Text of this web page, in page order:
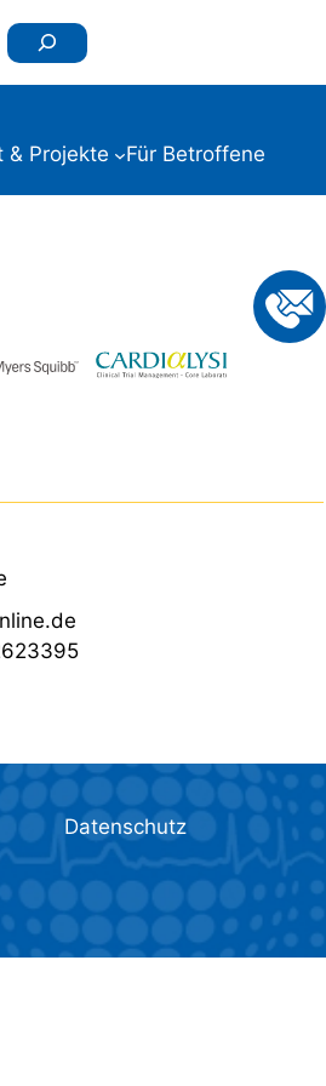
& Projekte Für Betroffene
Datenschutz